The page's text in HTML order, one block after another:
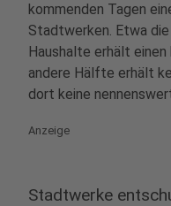
kommenden Tagen
Stadtwerken. Etwa
Haushalte erhält
andere Hälfte erhält
dort keine
Anzeige
Stadtwerke